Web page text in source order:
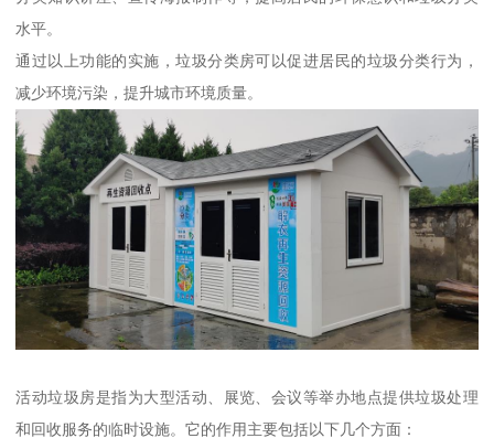
水平。
通过以上功能的实施，垃圾分类房可以促进居民的垃圾分类行为，
减少环境污染，提升城市环境质量。
活动垃圾房是指为大型活动、展览、会议等举办地点提供垃圾处理
和回收服务的临时设施。它的作用主要包括以下几个方面：